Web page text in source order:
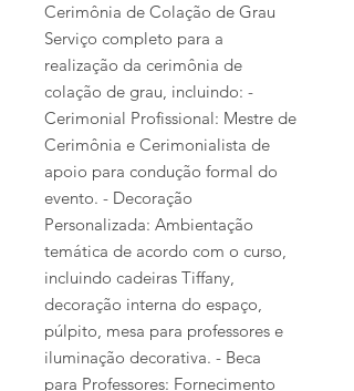
Cerimônia de Colação de Grau
Serviço completo para a
realização da cerimônia de
colação de grau, incluindo: -
Cerimonial Profissional: Mestre de
Cerimônia e Cerimonialista de
apoio para condução formal do
evento. - Decoração
Personalizada: Ambientação
temática de acordo com o curso,
incluindo cadeiras Tiffany,
decoração interna do espaço,
púlpito, mesa para professores e
iluminação decorativa. - Beca
para Professores: Fornecimento